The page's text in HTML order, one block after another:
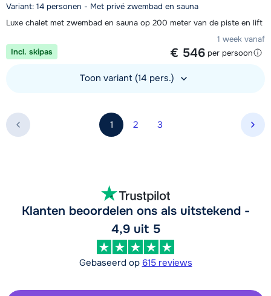
Variant: 14 personen - Met privé zwembad en sauna
Luxe chalet met zwembad en sauna op 200 meter van de piste en lift
1 week vanaf
€ 546 per persoon
Incl. skipas
Toon variant (14 pers.)
1 2 3
Klanten beoordelen ons als uitstekend -
4,9 uit 5
Gebaseerd op 615 reviews